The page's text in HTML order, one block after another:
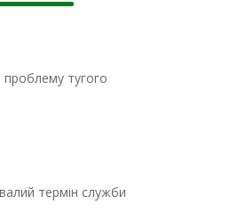
проблему тугого
термін служби